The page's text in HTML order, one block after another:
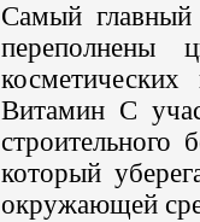
Самый
переполнены
Витамин С
строительного
который
окружающей